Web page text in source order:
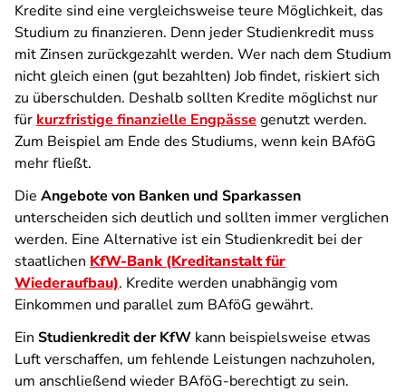
Kredite sind eine vergleichsweise teure Möglichkeit, das
Studium zu finanzieren. Denn jeder Studienkredit muss
mit Zinsen zurückgezahlt werden. Wer nach dem Studium
nicht gleich einen (gut bezahlten) Job findet, riskiert sich
zu überschulden. Deshalb sollten Kredite möglichst nur
für kurzfristige finanzielle Engpässe genutzt werden.
Zum Beispiel am Ende des Studiums, wenn kein BAföG
mehr fließt.
Die Angebote von Banken und Sparkassen
unterscheiden sich deutlich und sollten immer verglichen
werden. Eine Alternative ist ein Studienkredit bei der
staatlichen KfW-Bank (Kreditanstalt für
Wiederaufbau). Kredite werden unabhängig vom
Einkommen und parallel zum BAföG gewährt.
Ein Studienkredit der KfW kann beispielsweise etwas
Luft verschaffen, um fehlende Leistungen nachzuholen,
um anschließend wieder BAföG-berechtigt zu sein.